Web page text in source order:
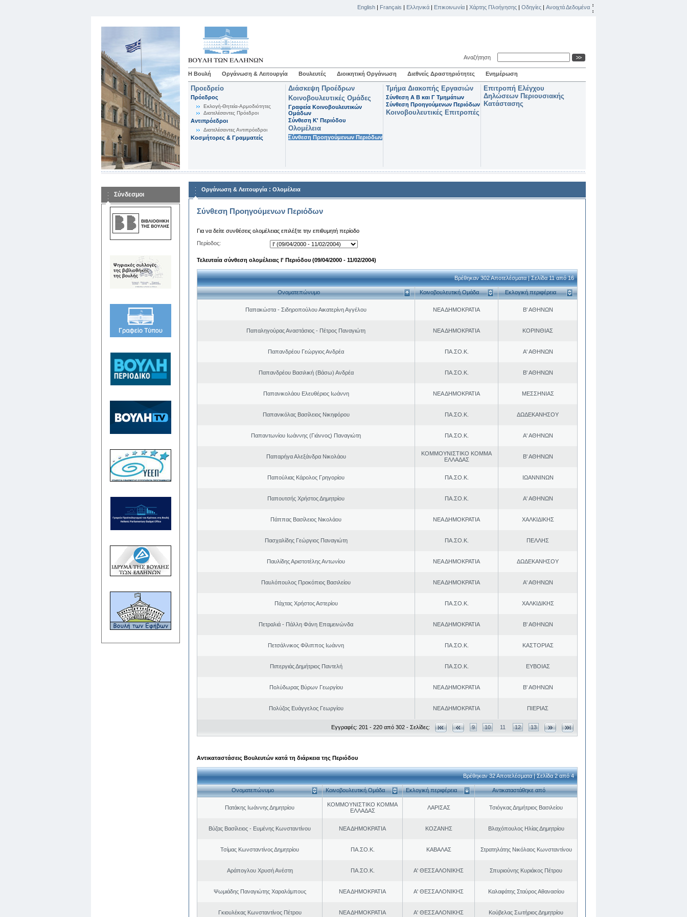
English | Français | Ελληνικά | Επικοινωνία | Χάρτης Πλοήγησης | Οδηγίες | Ανοιχτά Δεδομένα
Αναζήτηση
Η Βουλή Οργάνωση & Λειτουργία Βουλευτές Διοικητική Οργάνωση Διεθνείς Δραστηριότητες Ενημέρωση
Προεδρείο
Πρόεδρος
Εκλογή-Θητεία-Αρμοδιότητες
Διατελέσαντες Πρόεδροι
Αντιπρόεδροι
Διατελέσαντες Αντιπρόεδροι
Κοσμήτορες & Γραμματείς
Διάσκεψη Προέδρων
Κοινοβουλευτικές Ομάδες
Γραφεία Κοινοβουλευτικών
Ομάδων
Σύνθεση K' Περιόδου
Ολομέλεια
Σύνθεση Προηγούμενων Περιόδων
Τμήμα Διακοπής Εργασιών
Σύνθεση Α Β και Γ Τμημάτων
Σύνθεση Προηγούμενων Περιόδων
Κοινοβουλευτικές Επιτροπές
Επιτροπή Ελέγχου
Δηλώσεων Περιουσιακής
Κατάστασης
Σύνδεσμοι
Οργάνωση & Λειτουργία : Ολομέλεια
Σύνθεση Προηγούμενων Περιόδων
Για να δείτε συνθέσεις ολομέλειας επιλέξτε την επιθυμητή περίοδο
Περίοδος:
Τελευταία σύνθεση ολομέλειας Ι' Περιόδου (09/04/2000 - 11/02/2004)
Βρέθηκαν 302 Αποτελέσματα | Σελίδα 11 από 16
Ονοματεπώνυμο Κοινοβουλευτική Ομάδα Εκλογική περιφέρεια
Παπακώστα - Σιδηροπούλου Αικατερίνη Αγγέλου ΝΕΑ ΔΗΜΟΚΡΑΤΙΑ Β' ΑΘΗΝΩΝ
Παπαληγούρας Αναστάσιος - Πέτρος Παναγιώτη ΝΕΑ ΔΗΜΟΚΡΑΤΙΑ ΚΟΡΙΝΘΙΑΣ
Παπανδρέου Γεώργιος Ανδρέα ΠΑ.ΣΟ.Κ. Α' ΑΘΗΝΩΝ
Παπανδρέου Βασιλική (Βάσω) Ανδρέα ΠΑ.ΣΟ.Κ. Β' ΑΘΗΝΩΝ
Παπανικολάου Ελευθέριος Ιωάννη ΝΕΑ ΔΗΜΟΚΡΑΤΙΑ ΜΕΣΣΗΝΙΑΣ
Παπανικόλας Βασίλειος Νικηφόρου ΠΑ.ΣΟ.Κ. ΔΩΔΕΚΑΝΗΣΟΥ
Παπαντωνίου Ιωάννης (Γιάννος) Παναγιώτη ΠΑ.ΣΟ.Κ. Α' ΑΘΗΝΩΝ
Παπαρήγα Αλεξάνδρα Νικολάου
ΚΟΜΜΟΥΝΙΣΤΙΚΟ ΚΟΜΜΑ
ΕΛΛΑΔΑΣ
Β' ΑΘΗΝΩΝ
Παπούλιας Κάρολος Γρηγορίου ΠΑ.ΣΟ.Κ. ΙΩΑΝΝΙΝΩΝ
Παπουτσής Χρήστος Δημητρίου ΠΑ.ΣΟ.Κ. Α' ΑΘΗΝΩΝ
Πάππας Βασίλειος Νικολάου ΝΕΑ ΔΗΜΟΚΡΑΤΙΑ ΧΑΛΚΙΔΙΚΗΣ
Πασχαλίδης Γεώργιος Παναγιώτη ΠΑ.ΣΟ.Κ. ΠΕΛΛΗΣ
Παυλίδης Αριστοτέλης Αντωνίου ΝΕΑ ΔΗΜΟΚΡΑΤΙΑ ΔΩΔΕΚΑΝΗΣΟΥ
Παυλόπουλος Προκόπιος Βασιλείου ΝΕΑ ΔΗΜΟΚΡΑΤΙΑ Α' ΑΘΗΝΩΝ
Πάχτας Χρήστος Αστερίου ΠΑ.ΣΟ.Κ. ΧΑΛΚΙΔΙΚΗΣ
Πετραλιά - Πάλλη Φάνη Επαμεινώνδα ΝΕΑ ΔΗΜΟΚΡΑΤΙΑ Β' ΑΘΗΝΩΝ
Πετσάλνικος Φίλιππος Ιωάννη ΠΑ.ΣΟ.Κ. ΚΑΣΤΟΡΙΑΣ
Πιπεργιάς Δημήτριος Παντελή ΠΑ.ΣΟ.Κ. ΕΥΒΟΙΑΣ
Πολύδωρας Βύρων Γεωργίου ΝΕΑ ΔΗΜΟΚΡΑΤΙΑ Β' ΑΘΗΝΩΝ
Πολύζος Ευάγγελος Γεωργίου ΝΕΑ ΔΗΜΟΚΡΑΤΙΑ ΠΙΕΡΙΑΣ
Εγγραφές: 201 - 220 από 302 - Σελίδες: 9 10 11 12 13
Αντικαταστάσεις Βουλευτών κατά τη διάρκεια της Περιόδου
Βρέθηκαν 32 Αποτελέσματα | Σελίδα 2 από 4
Ονοματεπώνυμο Κοινοβουλευτική Ομάδα Εκλογική περιφέρεια Αντικαταστάθηκε από
Πατάκης Ιωάννης Δημητρίου
ΚΟΜΜΟΥΝΙΣΤΙΚΟ ΚΟΜΜΑ
ΕΛΛΑΔΑΣ
ΛΑΡΙΣΑΣ Τσιόγκας Δημήτριος Βασιλείου
Βύζας Βασίλειος - Ευμένης Κωνσταντίνου ΝΕΑ ΔΗΜΟΚΡΑΤΙΑ ΚΟΖΑΝΗΣ Βλαχόπουλος Ηλίας Δημητρίου
Τσίμας Κωνσταντίνος Δημητρίου ΠΑ.ΣΟ.Κ. ΚΑΒΑΛΑΣ Στρατηλάτης Νικόλαος Κωνσταντίνου
Αράπογλου Χρυσή Ανέστη ΠΑ.ΣΟ.Κ. Α' ΘΕΣΣΑΛΟΝΙΚΗΣ Σπυριούνης Κυριάκος Πέτρου
Ψωμιάδης Παναγιώτης Χαραλάμπους ΝΕΑ ΔΗΜΟΚΡΑΤΙΑ Α' ΘΕΣΣΑΛΟΝΙΚΗΣ Καλαφάτης Σταύρος Αθανασίου
Γκιουλέκας Κωνσταντίνος Πέτρου ΝΕΑ ΔΗΜΟΚΡΑΤΙΑ Α' ΘΕΣΣΑΛΟΝΙΚΗΣ Κούβελας Σωτήριος Δημητρίου